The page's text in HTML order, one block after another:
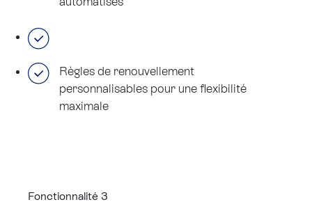
Règles de renouvellement
personnalisables pour une flexibilité
maximale
Fonctionnalité 3